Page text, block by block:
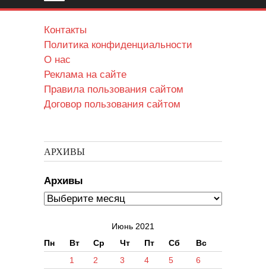
Контакты
Политика конфиденциальности
О нас
Реклама на сайте
Правила пользования сайтом
Договор пользования сайтом
АРХИВЫ
Архивы
Июнь 2021
Пн
Вт Ср Чт Пт Сб Вс
1 2 3 4 5
6